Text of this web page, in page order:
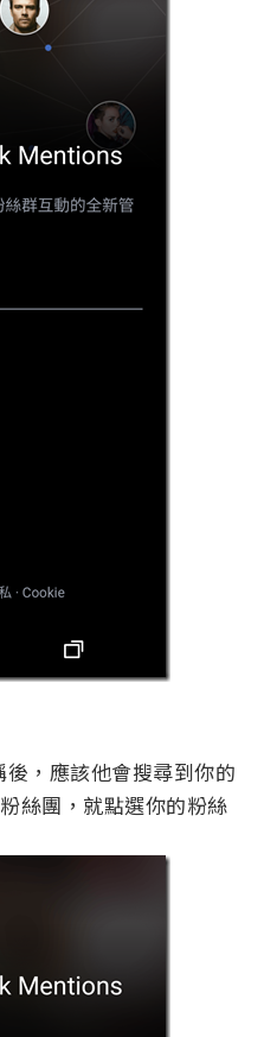
，應該他會搜尋到你的
絲團，就點選你的粉絲